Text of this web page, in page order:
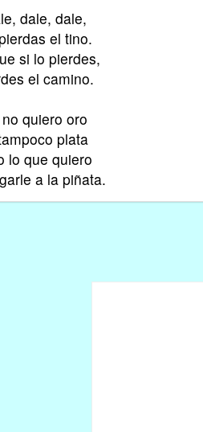
dale, dale,
el tino.
si lo pierdes,
el camino.
quiero oro
plata
lo que quiero
a la piñata.